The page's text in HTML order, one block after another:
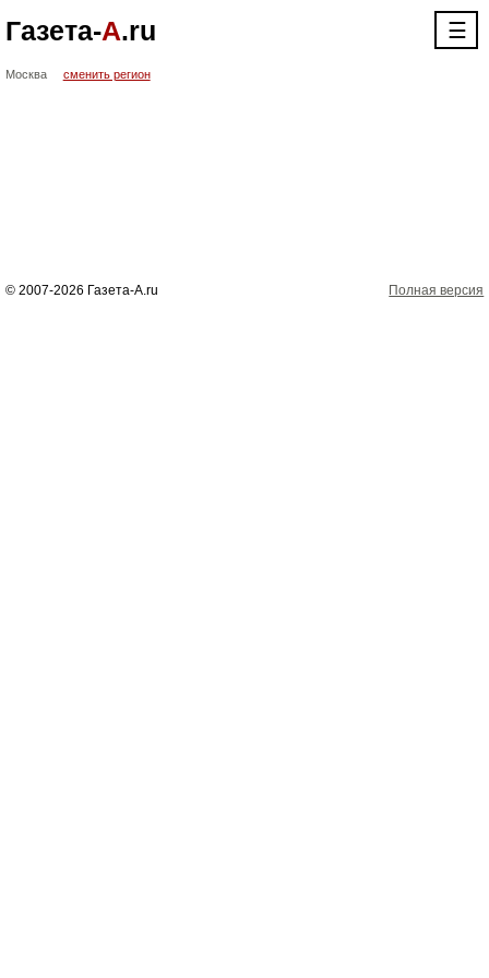
Газета-А.ru ☰
Москва сменить регион
© 2007-2026 Газета-А.ru Полная версия